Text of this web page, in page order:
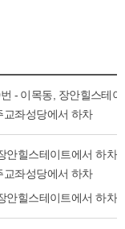
- 이목동, 장안힐스테
교좌성당에서 하차
안힐스테이트에서 하차
교좌성당에서 하차
안힐스테이트에서 하차